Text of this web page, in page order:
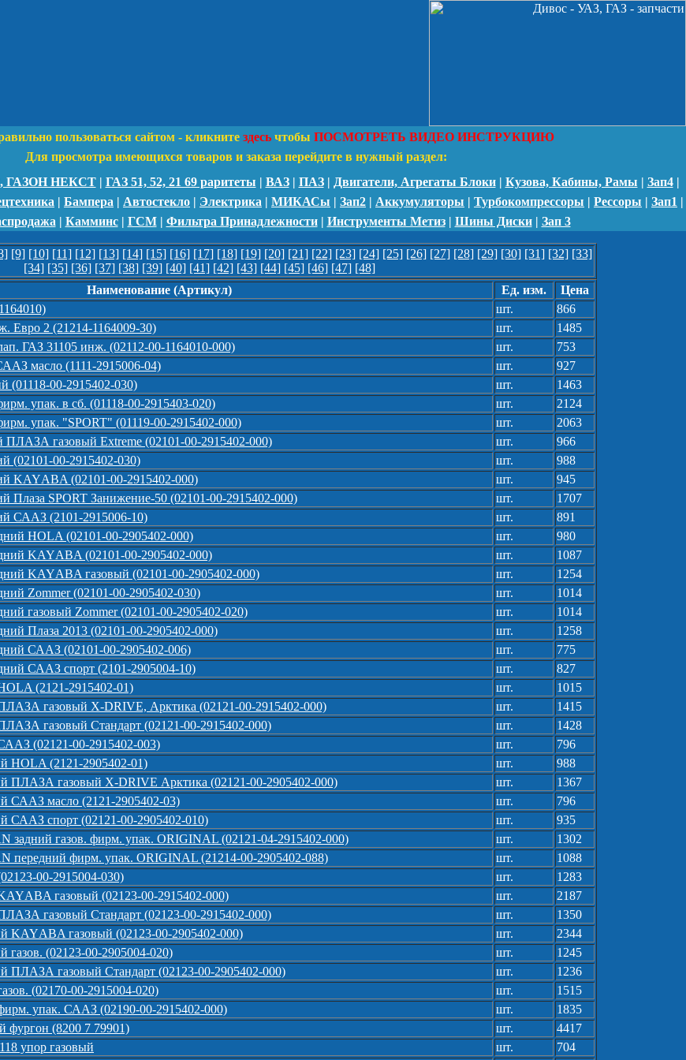
пользоваться сайтом - кликните здесь чтобы ПОСМОТРЕТЬ ВИДЕО ИНСТРУКЦИЮ
Для просмотра имеющихся товаров и заказа перейдите в нужный раздел:
ГАЗОН НЕКСТ| ГАЗ 51, 52, 21 69 раритеты | ВАЗ| ПАЗ| Двигатели, Агрегаты Блоки| Кузова, Кабины, Рамы | Зап4|
| Бампера | Автостекло | Электрика | МИКАСы | Зап2 | Аккумуляторы | Турбокомпрессоры | Рессоры | Зап1 |
| Камминс| ГСМ| Фильтра Принадлежности| Инструменты Метиз| Шины Диски| Зап 3
[9] [10] [11] [12] [13] [14] [15] [16] [17] [18] [19] [20] [21] [22] [23] [24] [25] [26] [27] [28] [29] [30] [31] [32] [33]
[34] [35] [36] [37] [38] [39] [40] [41] [42] [43] [44] [45] [46] [47] [48]
Наименование (Артикул) Ед. изм.
Цена
шт.
866
Евро 2 (21214-1164009-30) шт.
1485
ГАЗ 31105 инж. (02112-00-1164010-000) шт.
753
масло (1111-2915006-04) шт.
927
(01118-00-2915402-030) шт.
1463
упак. в сб. (01118-00-2915403-020) шт.
2124
упак. "SPORT" (01119-00-2915402-000) шт.
2063
ПЛАЗА газовый Extreme (02101-00-2915402-000) шт.
966
(02101-00-2915402-030) шт.
988
KAYАBA (02101-00-2915402-000) шт.
945
Плаза SPORT Занижение-50 (02101-00-2915402-000) шт.
1707
СААЗ (2101-2915006-10) шт.
891
HOLA (02101-00-2905402-000) шт.
980
KAYАBA (02101-00-2905402-000) шт.
1087
KAYАBA газовый (02101-00-2905402-000) шт.
1254
Zommer (02101-00-2905402-030) шт.
1014
газовый Zommer (02101-00-2905402-020) шт.
1014
Плаза 2013 (02101-00-2905402-000) шт.
1258
СААЗ (02101-00-2905402-006) шт.
775
СААЗ спорт (2101-2905004-10) шт.
827
(2121-2915402-01) шт.
1015
газовый X-DRIVE, Арктика (02121-00-2915402-000) шт.
1415
газовый Стандарт (02121-00-2915402-000) шт.
1428
(02121-00-2915402-003) шт.
796
HOLA (2121-2905402-01) шт.
988
ПЛАЗА газовый X-DRIVE Арктика (02121-00-2905402-000) шт.
1367
СААЗ масло (2121-2905402-03) шт.
796
СААЗ спорт (02121-00-2905402-010) шт.
935
задний газов. фирм. упак. ORIGINAL (02121-04-2915402-000) шт.
1302
передний фирм. упак. ORIGINAL (21214-00-2905402-088) шт.
1088
00-2915004-030) шт.
1283
газовый (02123-00-2915402-000) шт.
2187
газовый Стандарт (02123-00-2915402-000) шт.
1350
KAYАBA газовый (02123-00-2905402-000) шт.
2344
газов. (02123-00-2905004-020) шт.
1245
ПЛАЗА газовый Стандарт (02123-00-2905402-000) шт.
1236
(02170-00-2915004-020) шт.
1515
упак. СААЗ (02190-00-2915402-000) шт.
1835
фургон (8200 7 79901) шт.
4417
упор газовый шт.
704